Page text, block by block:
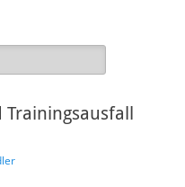
Verein HSV
Markkleeberg /
Leipzig Süd e.V.